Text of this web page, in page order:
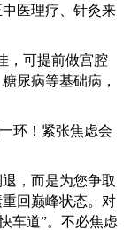
医理疗、针灸来
，可提前做宫腔
尿病等基础病，
环！紧张焦虑会
，而是为您争取
回巅峰状态。对
车道”。不必焦虑